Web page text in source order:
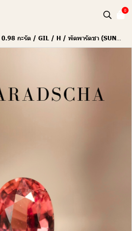
0
0.98 กะรัต / GIL / H / พัดพารัดชา (SUNSET)